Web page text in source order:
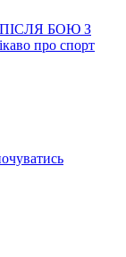
БОЮ З
про спорт